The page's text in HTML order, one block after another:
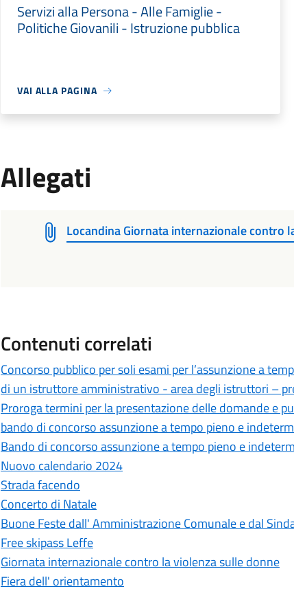
Servizi alla Persona - Alle Famiglie -
Politiche Giovanili - Istruzione pubblica
VAI ALLA PAGINA
Allegati
Locandina Giornata internazionale contro
Contenuti correlati
Concorso pubblico per soli esami per l’assunzione a
di un istruttore amministrativo - area degli istruttori –
Proroga termini per la presentazione delle domande e
bando di concorso assunzione a tempo pieno e
Bando di concorso assunzione a tempo pieno e
Nuovo calendario 2024
Strada facendo
Concerto di Natale
Buone Feste dall' Amministrazione Comunale e dal
Free skipass Leffe
Giornata internazionale contro la violenza sulle donne
Fiera dell' orientamento